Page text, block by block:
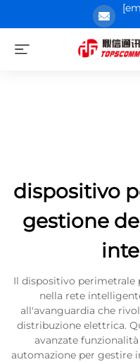
dispositivo
gestione
Il dispositivo
nella rete
all'avanguardia che
distribuzione elettrica.
avanzate
automazione per gestire